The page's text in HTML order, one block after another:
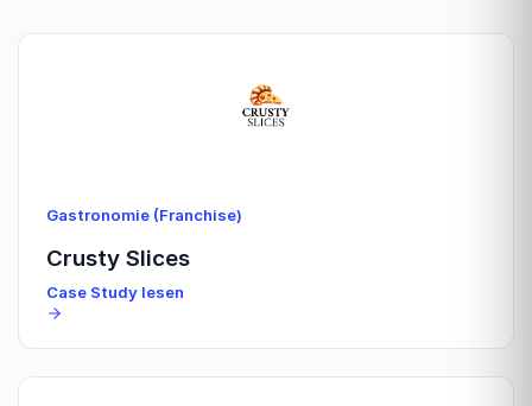
Gastronomie (Franchise)
Crusty Slices
Case Study lesen